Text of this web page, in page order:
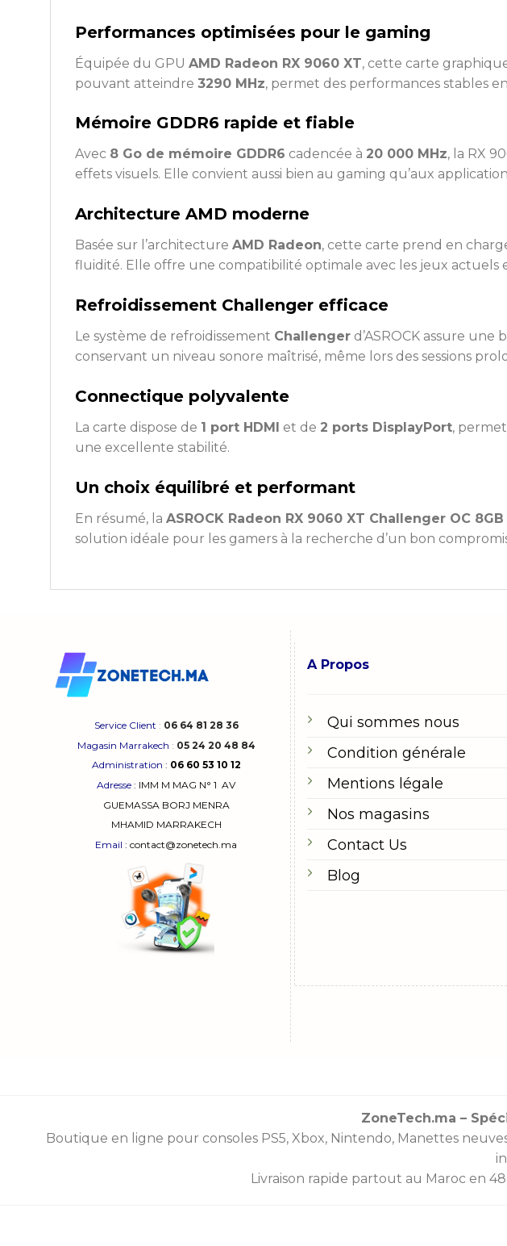
Performances optimisées pour le gaming
Équipée du GPU AMD Radeon RX 9060 XT, cette carte
pouvant atteindre 3290 MHz, permet des performances stables
Mémoire GDDR6 rapide et fiable
Avec 8 Go de mémoire GDDR6 cadencée à 20 000 MHz, la RX
effets visuels. Elle convient aussi bien au gaming qu’aux
Architecture AMD moderne
Basée sur l’architecture AMD Radeon, cette carte prend en
fluidité. Elle offre une compatibilité optimale avec les jeux actuels
Refroidissement Challenger efficace
Le système de refroidissement Challenger d’ASROCK assure
conservant un niveau sonore maîtrisé, même lors des sessions
Connectique polyvalente
La carte dispose de 1 port HDMI et de 2 ports DisplayPort,
une excellente stabilité.
Un choix équilibré et performant
En résumé, la ASROCK Radeon RX 9060 XT Challenger OC 8GB
solution idéale pour les gamers à la recherche d’un bon
Service Client : 06 64 81 28 36
Magasin Marrakech : 05 24 20 48 84
Administration : 06 60 53 10 12
Adresse : IMM M MAG N° 1AV
GUEMASSA BORJ MENRA
MHAMID MARRAKECH
Email : contact@zonetech.ma
A Propos
Qui sommes nous
Condition générale
Mentions légale
Nos magasins
Contact Us
Blog
ZoneTech.ma –
Boutique en ligne pour consoles PS5, Xbox, Nintendo, Manettes
Livraison rapide partout au Maroc en